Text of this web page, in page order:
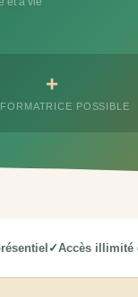
+
POSSIBLE
Accès illimité